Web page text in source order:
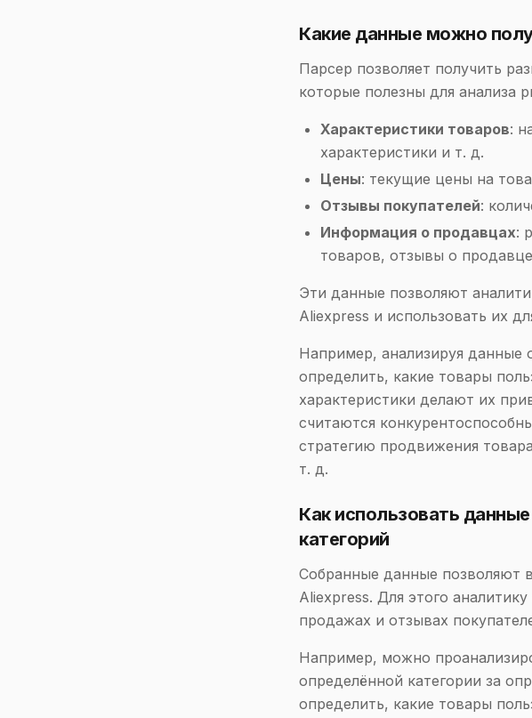
Какие данные можно
Парсер позволяет получить
которые полезны для анализа
Характеристики товаров:
характеристики и т. д.
Цены: текущие цены на
Отзывы покупателей:
Информация о продавцах:
товаров, отзывы о
Эти данные позволяют
Aliexpress и использовать их
Например, анализируя данные
определить, какие товары
характеристики делают их
считаются
стратегию продвижения
т. д.
Как использовать
категорий
Собранные данные позволяют
Aliexpress. Для этого
продажах и отзывах
Например, можно
определённой категории за
определить, какие товары